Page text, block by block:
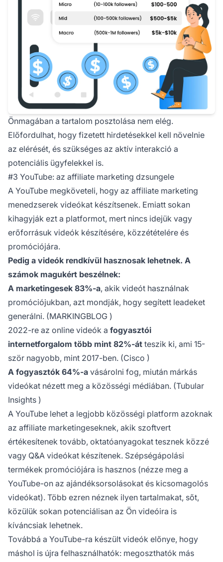
Önmagában a tartalom posztolása nem elég.
Előfordulhat, hogy fizetett hirdetésekkel kell növelnie
az elérését, és szükséges az aktív interakció a
potenciális ügyfelekkel is.
#3 YouTube: az affiliate marketing dzsungele
A YouTube megköveteli, hogy az affiliate marketing
menedzserek videókat készítsenek. Emiatt sokan
kihagyják ezt a platformot, mert nincs idejük vagy
erőforrásuk videók készítésére, közzétételére és
promóciójára.
Pedig a videók rendkívül hasznosak lehetnek. A
számok magukért beszélnek:
A marketingesek 83%-a, akik videót használnak
promóciójukban, azt mondják, hogy segített leadeket
generálni. (MARKINGBLOG )
2022-re az online videók a fogyasztói
internetforgalom több mint 82%-át teszik ki, ami 15-
ször nagyobb, mint 2017-ben. (Cisco )
A fogyasztók 64%-a vásárolni fog, miután márkás
videókat nézett meg a közösségi médiában. (Tubular
Insights )
A YouTube lehet a legjobb közösségi platform azoknak
az affiliate marketingeseknek, akik szoftvert
értékesítenek tovább, oktatóanyagokat tesznek közzé
vagy Q&A videókat készítenek. Szépségápolási
termékek promóciójára is hasznos (nézze meg a
YouTube-on az ajándéksorsolásokat és kicsomagolós
videókat). Több ezren néznek ilyen tartalmakat, sőt,
közülük sokan potenciálisan az Ön videóira is
kíváncsiak lehetnek.
Továbbá a YouTube-ra készült videók előnye, hogy
máshol is újra felhasználhatók: megoszthatók más